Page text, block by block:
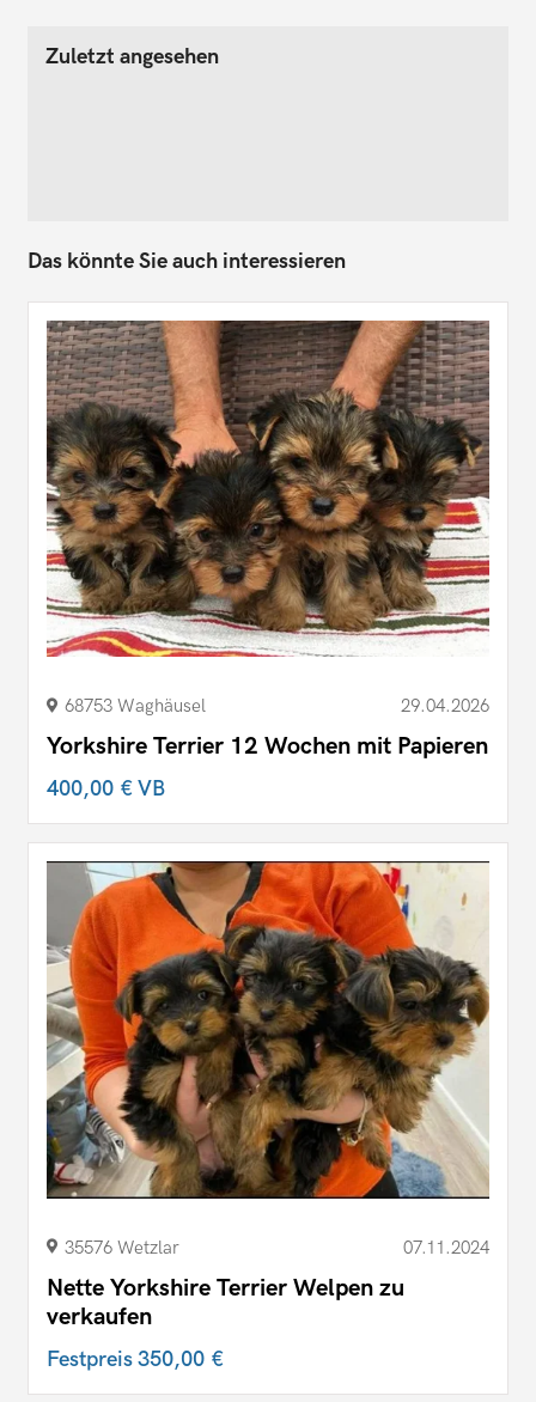
Zuletzt angesehen
Das könnte Sie auch interessieren
68753 Waghäusel 29.04.2026
Yorkshire Terrier 12 Wochen mit Papieren
400,00 €VB
35576 Wetzlar 07.11.2024
Nette Yorkshire Terrier Welpen zu
verkaufen
Festpreis350,00 €